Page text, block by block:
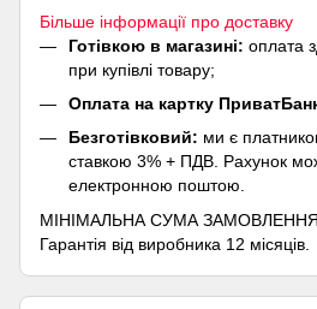
Більше інформації про доставку
Готівкою в магазині: оплата
при купівлі товару;
Оплата на картку
Безготівковий: ми є
ставкою 3% + ПДВ. Рахунок
електронною поштою.
МІНІМАЛЬНА СУМА
Гарантія від виробника 12 місяців.